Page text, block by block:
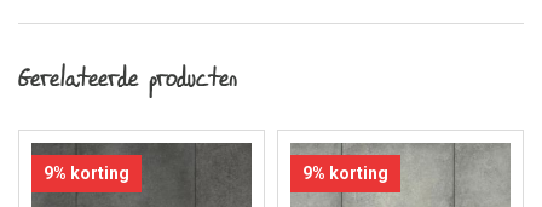
Gerelateerde producten
9% korting 9% korting